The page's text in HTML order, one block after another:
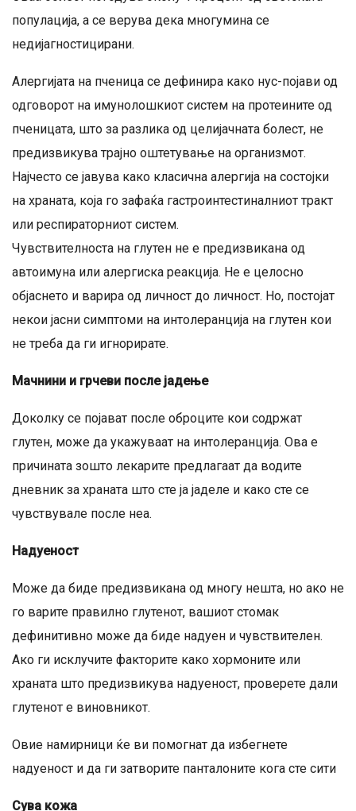
популација, а се верува дека многумина се
недијагностицирани.
Алергијата на пченица се дефинира како нус-појави од
одговорот на имунолошкиот систем на протеините од
пченицата, што за разлика од целијачната болест, не
предизвикува трајно оштетување на организмот.
Најчесто се јавува како класична алергија на состојки
на храната, која го зафаќа гастроинтестиналниот тракт
или респираторниот систем.
Чувствителноста на глутен не е предизвикана од
автоимуна или алергиска реакција. Не е целосно
објаснето и варира од личност до личност. Но, постојат
некои јасни симптоми на интолеранција на глутен кои
не треба да ги игнорирате.
Мачнини и грчеви после јадење
Доколку се појават после оброците кои содржат
глутен, може да укажуваат на интолеранција. Ова е
причината зошто лекарите предлагаат да водите
дневник за храната што сте ја јаделе и како сте се
чувствувале после неа.
Надуеност
Може да биде предизвикана од многу нешта, но ако не
го варите правилно глутенот, вашиот стомак
дефинитивно може да биде надуен и чувствителен.
Ако ги исклучите факторите како хормоните или
храната што предизвикува надуеност, проверете дали
глутенот е виновникот.
Овие намирници ќе ви помогнат да избегнете
надуеност и да ги затворите панталоните кога сте сити
Сува кожа